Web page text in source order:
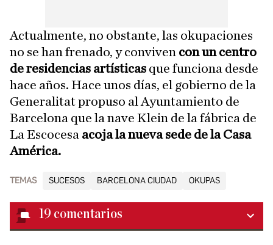
Actualmente, no obstante, las okupaciones
no se han frenado, y conviven con un centro
de residencias artísticas que funciona desde
hace años. Hace unos días, el gobierno de la
Generalitat propuso al Ayuntamiento de
Barcelona que la nave Klein de la fábrica de
La Escocesa acoja la nueva sede de la Casa
América.
TEMAS SUCESOS BARCELONA CIUDAD OKUPAS
19 comentarios